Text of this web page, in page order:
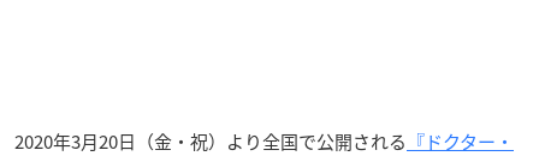
2020年3月20日（金・祝）より全国で公開される 『ドクター・